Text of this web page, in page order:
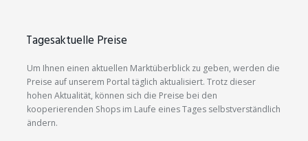
Tagesaktuelle Preise
Um Ihnen einen aktuellen Marktüberblick zu geben, werden die
Preise auf unserem Portal täglich aktualisiert. Trotz dieser
hohen Aktualität, können sich die Preise bei den
kooperierenden Shops im Laufe eines Tages selbstverständlich
ändern.